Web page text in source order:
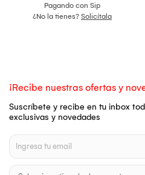
Pagando con Sip
¿No la tienes? Solicítala
¡Recibe nuestras ofertas y
Suscríbete y recibe en tu inbox
exclusivas y novedades